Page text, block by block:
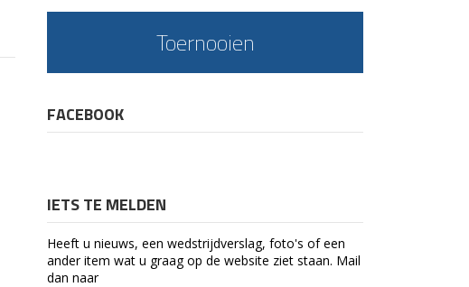
Toernooien
FACEBOOK
IETS TE MELDEN
Heeft u nieuws, een wedstrijdverslag, foto's of een
ander item wat u graag op de website ziet staan. Mail
dan naar